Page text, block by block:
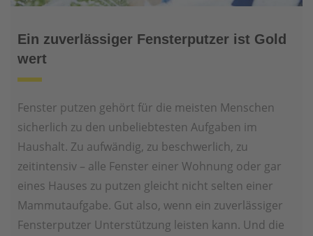
Ein zuverlässiger Fensterputzer ist Gold
wert
Fenster putzen gehört für die meisten Menschen
sicherlich zu den unbeliebtesten Aufgaben im
Haushalt. Zu aufwändig, zu beschwerlich, zu
zeitintensiv – alle Fenster einer Wohnung oder gar
eines Hauses zu putzen gleicht nicht selten einer
Mammutaufgabe. Gut also, wenn ein zuverlässiger
Fensterputzer Unterstützung leisten kann. Und die